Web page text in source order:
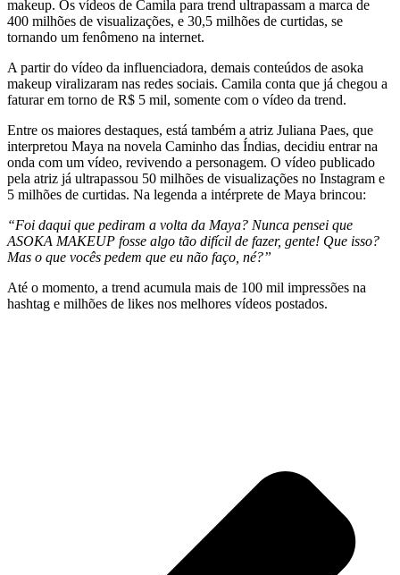
makeup. Os vídeos de Camila para trend ultrapassam a marca de
400 milhões de visualizações, e 30,5 milhões de curtidas, se
tornando um fenômeno na internet.
A partir do vídeo da influenciadora, demais conteúdos de asoka
makeup viralizaram nas redes sociais. Camila conta que já chegou a
faturar em torno de R$ 5 mil, somente com o vídeo da trend.
Entre os maiores destaques, está também a atriz Juliana Paes, que
interpretou Maya na novela Caminho das Índias, decidiu entrar na
onda com um vídeo, revivendo a personagem. O vídeo publicado
pela atriz já ultrapassou 50 milhões de visualizações no Instagram e
5 milhões de curtidas. Na legenda a intérprete de Maya brincou:
“Foi daqui que pediram a volta da Maya? Nunca pensei que
ASOKA MAKEUP fosse algo tão difícil de fazer, gente! Que isso?
Mas o que vocês pedem que eu não faço, né?”
Até o momento, a trend acumula mais de 100 mil impressões na
hashtag e milhões de likes nos melhores vídeos postados.